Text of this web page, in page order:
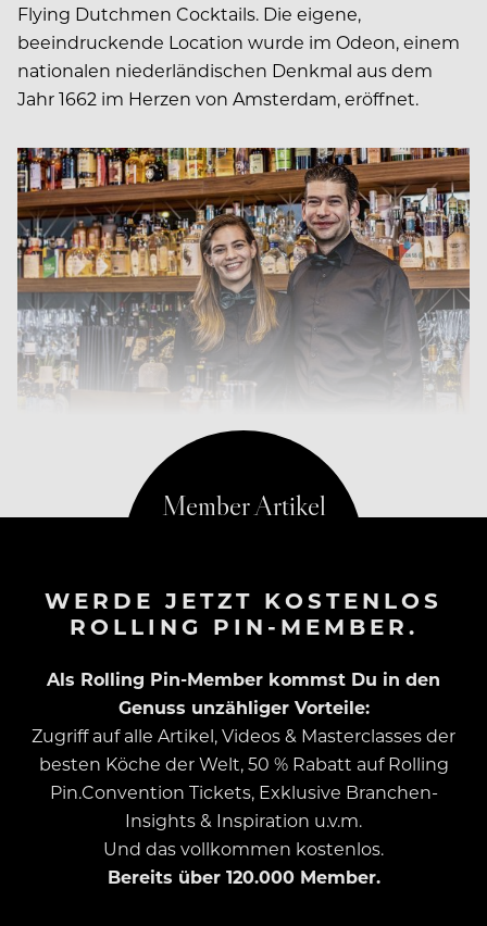
Flying Dutchmen Cocktails. Die eigene,
beeindruckende Location wurde im Odeon, einem
nationalen niederländischen Denkmal aus dem
Jahr 1662 im Herzen von Amsterdam, eröffnet.
WERDE JETZT KOSTENLOS
ROLLING PIN-MEMBER.
Als Rolling Pin-Member kommst Du in den
Genuss unzähliger Vorteile:
Zugriff auf alle Artikel, Videos & Masterclasses der
besten Köche der Welt, 50 % Rabatt auf Rolling
Pin.Convention Tickets, Exklusive Branchen-
Insights & Inspiration u.v.m.
Und das vollkommen kostenlos.
Bereits über 120.000 Member.